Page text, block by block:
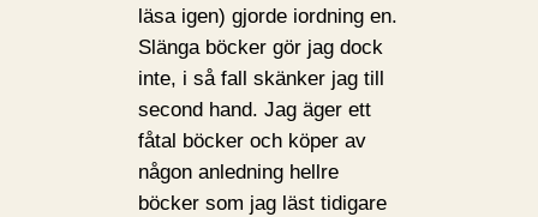
läsa igen) gjorde iordning en.
Slänga böcker gör jag dock
inte, i så fall skänker jag till
second hand. Jag äger ett
fåtal böcker och köper av
någon anledning hellre
böcker som jag läst tidigare